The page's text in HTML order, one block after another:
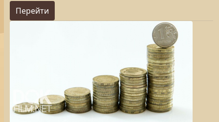
Перейти